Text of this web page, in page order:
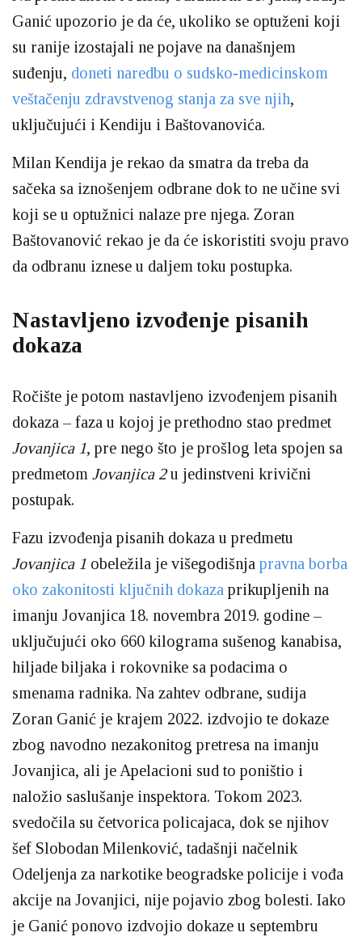
Ganić upozorio je da će, ukoliko se optuženi koji
su ranije izostajali ne pojave na današnjem
suđenju, doneti naredbu o sudsko-medicinskom
veštačenju zdravstvenog stanja za sve njih,
uključujući i Kendiju i Baštovanovića.
Milan Kendija je rekao da smatra da treba da
sačeka sa iznošenjem odbrane dok to ne učine svi
koji se u optužnici nalaze pre njega. Zoran
Baštovanović rekao je da će iskoristiti svoju pravo
da odbranu iznese u daljem toku postupka.
Nastavljeno izvođenje pisanih
dokaza
Ročište je potom nastavljeno izvođenjem pisanih
dokaza – faza u kojoj je prethodno stao predmet
Jovanjica 1, pre nego što je prošlog leta spojen sa
predmetom Jovanjica 2u jedinstveni krivični
postupak.
Fazu izvođenja pisanih dokaza u predmetu
Jovanjica 1 obeležila je višegodišnja pravna borba
oko zakonitosti ključnih dokaza prikupljenih na
imanju Jovanjica 18. novembra 2019. godine –
uključujući oko 660 kilograma sušenog kanabisa,
hiljade biljaka i rokovnike sa podacima o
smenama radnika. Na zahtev odbrane, sudija
Zoran Ganić je krajem 2022. izdvojio te dokaze
zbog navodno nezakonitog pretresa na imanju
Jovanjica, ali je Apelacioni sud to poništio i
naložio saslušanje inspektora. Tokom 2023.
svedočila su četvorica policajaca, dok se njihov
šef Slobodan Milenković, tadašnji načelnik
Odeljenja za narkotike beogradske policije i vođa
akcije na Jovanjici, nije pojavio zbog bolesti. Iako
je Ganić ponovo izdvojio dokaze u septembru